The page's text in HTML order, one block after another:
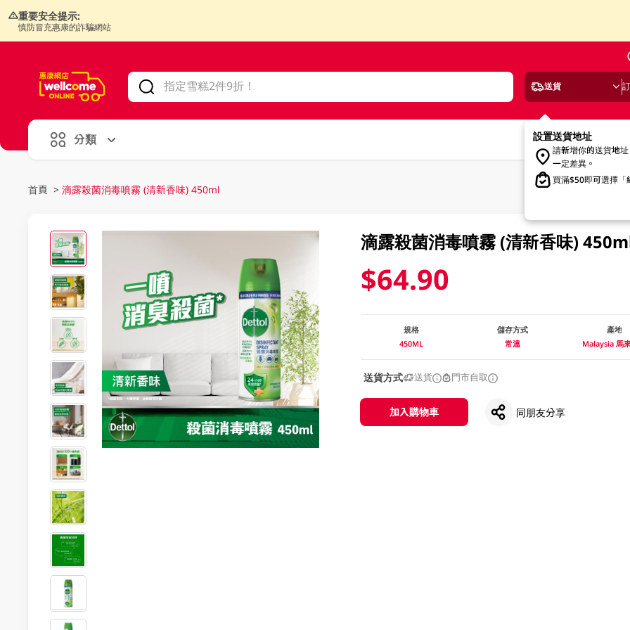
重要安全提示:
慎防冒充惠康的詐騙網站
送貨
設置送貨地址
請新增你的送貨地
一定差異。
買滿$50即可選擇「
分類
首頁 > 滴露殺菌消毒噴霧 (清新香味) 450ml
滴露殺菌消毒噴霧 (清新香味)
$64.90
規格
450ML
儲存方式
常溫
產地
Malaysia 馬
送貨方式 送貨 門市自取
加入購物車 同朋友分享